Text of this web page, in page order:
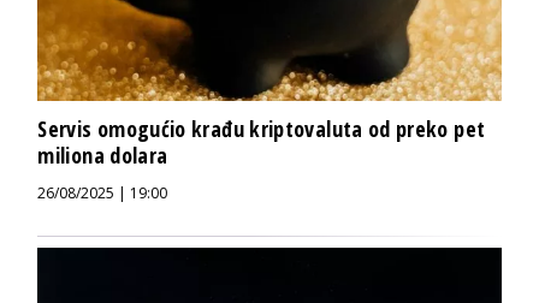
Servis omogućio krađu kriptovaluta od preko pet
miliona dolara
26/08/2025 | 19:00